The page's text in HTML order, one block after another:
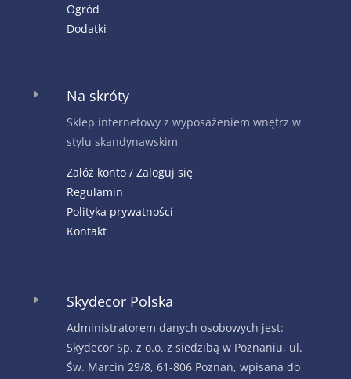
Ogród
Dodatki
E Na skróty
Sklep internetowy z wyposażeniem wnętrz w
stylu skandynawskim
Załóż konto / Zaloguj się
Regulamin
Polityka prywatności
Kontakt
E Skydecor Polska
Administratorem danych osobowych jest:
Skydecor Sp. z o.o. z siedzibą w Poznaniu, ul.
Św. Marcin 29/8, 61-806 Poznań, wpisana do